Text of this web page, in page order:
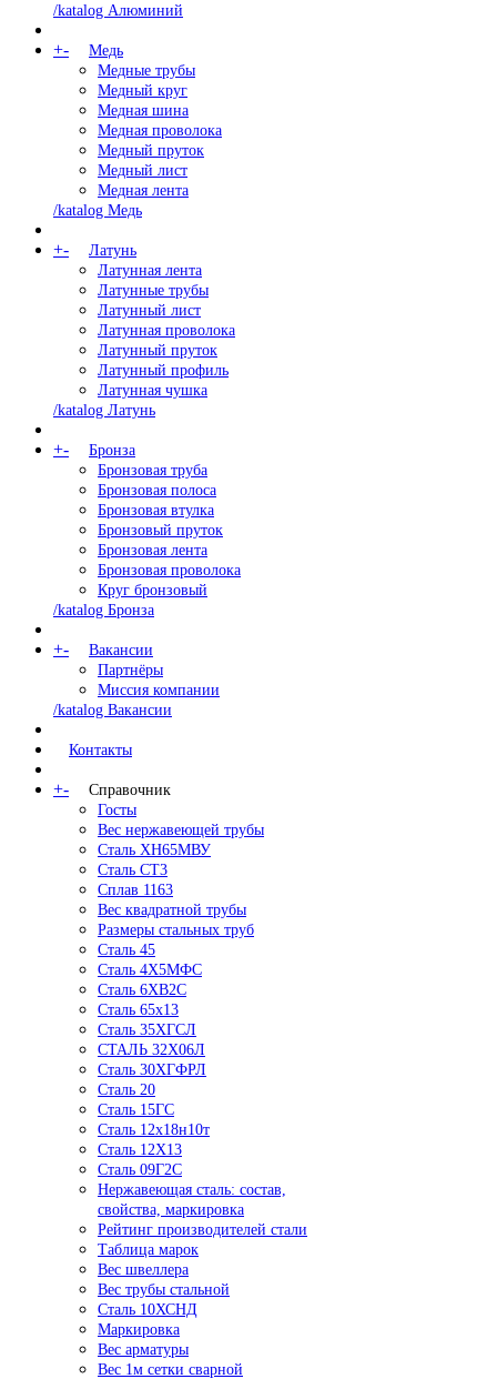
/katalog Алюминий
+-
Медь
Медные трубы
Медный круг
Медная шина
Медная проволока
Медный пруток
Медный лист
Медная лента
/katalog Медь
+-
Латунь
Латунная лента
Латунные трубы
Латунный лист
Латунная проволока
Латунный пруток
Латунный профиль
Латунная чушка
/katalog Латунь
+-
Бронза
Бронзовая труба
Бронзовая полоса
Бронзовая втулка
Бронзовый пруток
Бронзовая лента
Бронзовая проволока
Круг бронзовый
/katalog Бронза
+-
Вакансии
Партнёры
Миссия компании
/katalog Вакансии
Контакты
+-
Справочник
Госты
Вес нержавеющей трубы
Сталь ХН65МВУ
Сталь СТ3
Сплав 1163
Вес квадратной трубы
Размеры стальных труб
Сталь 45
Сталь 4Х5МФС
Сталь 6ХВ2С
Сталь 65х13
Сталь 35ХГСЛ
СТАЛЬ 32Х06Л
Сталь 30ХГФРЛ
Сталь 20
Сталь 15ГС
Сталь 12х18н10т
Сталь 12Х13
Сталь 09Г2С
Нержавеющая сталь: состав,
свойства, маркировка
Рейтинг производителей стали
Таблица марок
Вес швеллера
Вес трубы стальной
Сталь 10ХСНД
Маркировка
Вес арматуры
Вес 1м сетки сварной